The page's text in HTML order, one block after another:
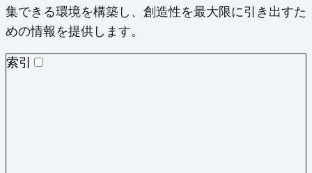
集できる環境を構築し、創造性を最大限に引き出すた
めの情報を提供します。
索引